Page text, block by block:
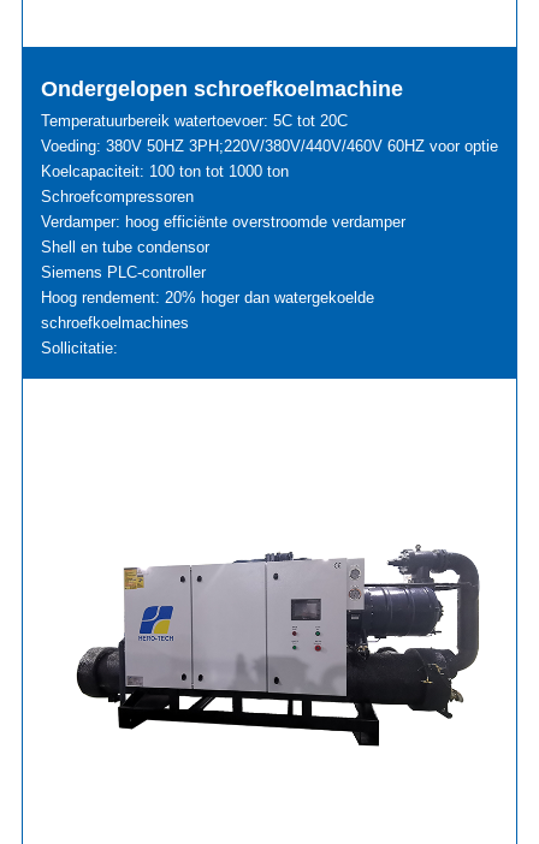
Ondergelopen schroefkoelmachine
Temperatuurbereik watertoevoer: 5C tot 20C
Voeding: 380V 50HZ 3PH;220V/380V/440V/460V 60HZ voor optie
Koelcapaciteit: 100 ton tot 1000 ton
Schroefcompressoren
Verdamper: hoog efficiënte overstroomde verdamper
Shell en tube condensor
Siemens PLC-controller
Hoog rendement: 20% hoger dan watergekoelde
schroefkoelmachines
Sollicitatie: